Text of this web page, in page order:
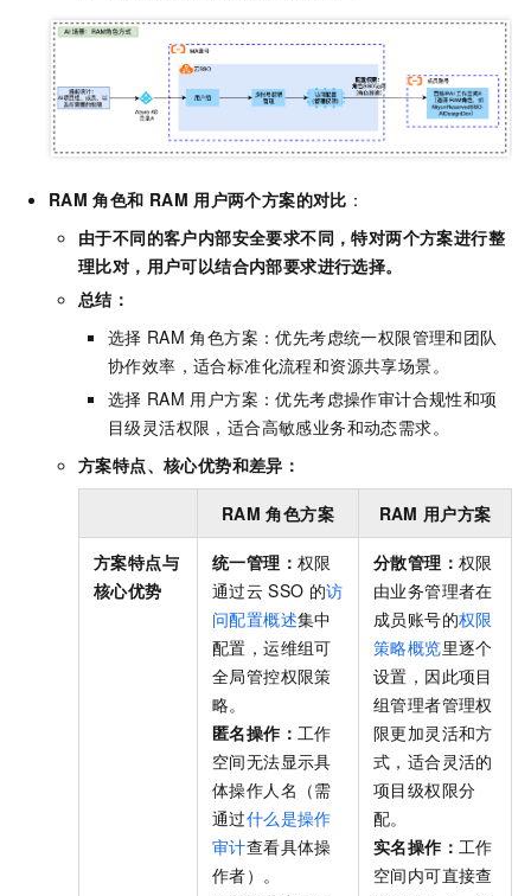
RAM 角色和 RAM 用户两个方案的对比 ：
由于不同的客户内部安全要求不同，特对两个方案进行整
理比对，用户可以结合内部要求进行选择。
总结：
选择 RAM 角色方案：优先考虑统一权限管理和团队
协作效率，适合标准化流程和资源共享场景。
选择 RAM 用户方案：优先考虑操作审计合规性和项
目级灵活权限，适合高敏感业务和动态需求。
方案特点、核心优势和差异：
RAM 角色方案 RAM 用户方案
方案特点与
核心优势
统一管理： 权限
通过云 SSO 的访
问配置概述集中
配置，运维组可
全局管控权限策
略。
匿名操作： 工作
空间无法显示具
体操作人名（需
通过什么是操作
审计查看具体操
作者）。
分散管理： 权限
由业务管理者在
成员账号的权限
策略概览里逐个
设置，因此项目
组管理者管理权
限更加灵活和方
式，适合灵活的
项目级权限分
配。
实名操作： 工作
空间内可直接查